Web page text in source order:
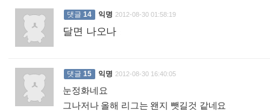
댓글 14 익명 2012-08-30 01:58:19
달면 나오나
댓글 15 익명 2012-08-30 16:40:05
눈정화네요
그나저나 올해 리그는 왠지 뺏길것 같네요